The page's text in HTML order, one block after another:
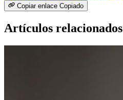
Copiar enlace Copiado
Artículos relacionados